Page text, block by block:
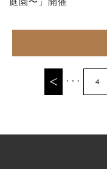
庭園〜」開催
4